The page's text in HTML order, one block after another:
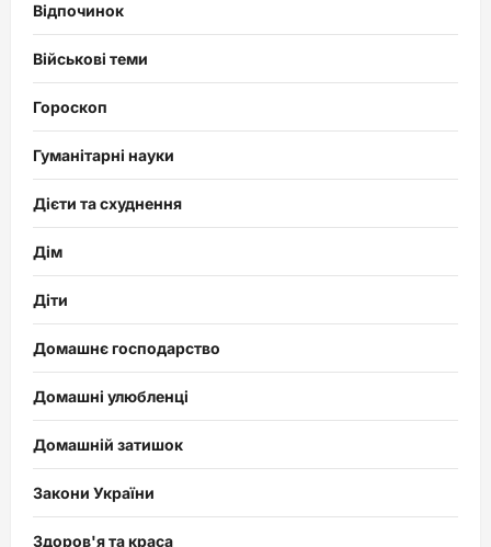
Відпочинок
Військові теми
Гороскоп
Гуманітарні науки
Дієти та схуднення
Дім
Діти
Домашнє господарство
Домашні улюбленці
Домашній затишок
Закони України
Здоров'я та краса